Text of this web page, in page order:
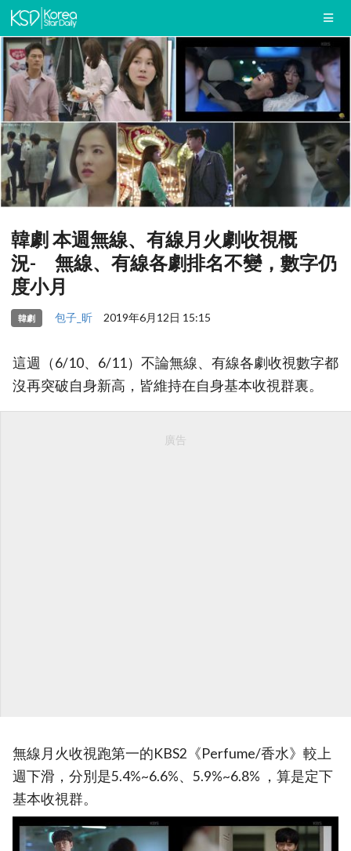
韓劇 本週無線、有線月火劇收視概
況- 無線、有線各劇排名不變，數字仍
度小月
韓劇 包子_昕 2019年6月12日 15:15
這週（6/10、6/11）不論無線、有線各劇收視數字都
沒再突破自身新高，皆維持在自身基本收視群裏。
廣告
無線月火收視跑第一的KBS2《Perfume/香水》較上
週下滑，分別是5.4%~6.6%、5.9%~6.8% ，算是定下
基本收視群。